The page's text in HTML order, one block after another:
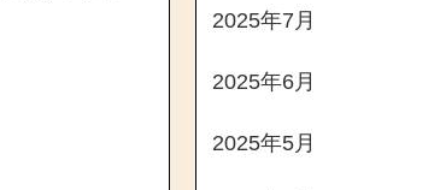
2025年7月
2025年6月
2025年5月